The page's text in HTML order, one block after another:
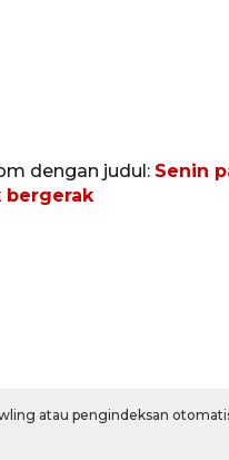
dengan judul: Senin
bergerak
atau pengindeksan